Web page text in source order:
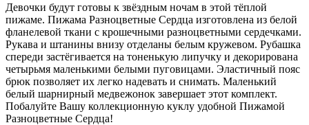
Девочки будут готовы к звёздным ночам в этой тёплой
пижаме. Пижама Разноцветные Сердца изготовлена из белой
фланелевой ткани с крошечными разноцветными сердечками.
Рукава и штанины внизу отделаны белым кружевом. Рубашка
спереди застёгивается на тоненькую липучку и декорирована
четырьмя маленькими белыми пуговицами. Эластичный пояс
брюк позволяет их легко надевать и снимать. Маленький
белый шарнирный медвежонок завершает этот комплект.
Побалуйте Вашу коллекционную куклу удобной Пижамой
Разноцветные Сердца!